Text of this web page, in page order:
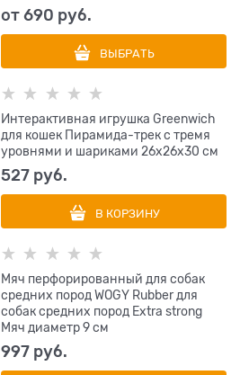
от690 руб.
ВЫБРАТЬ
Интерактивная игрушка Greenwich
для кошек Пирамида-трек с тремя
уровнями и шариками 26х26х30 см
527 руб.
В КОРЗИНУ
Мяч перфорированный для собак
средних пород WOGY Rubber для
собак средних пород Extra strong
Мяч диаметр 9 см
997 руб.